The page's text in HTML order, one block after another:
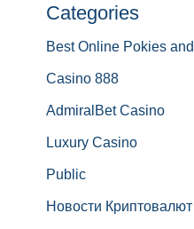
Categories
Best Online Pokies
Casino 888
AdmiralBet Casino
Luxury Casino
Public
Новости Криптовалют